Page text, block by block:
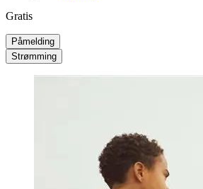
Gratis
Påmelding
Strømming